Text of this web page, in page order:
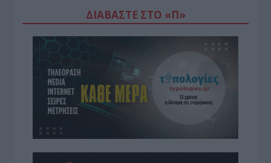
ΔΙΑΒΆΣΤΕ ΣΤΟ «Π»